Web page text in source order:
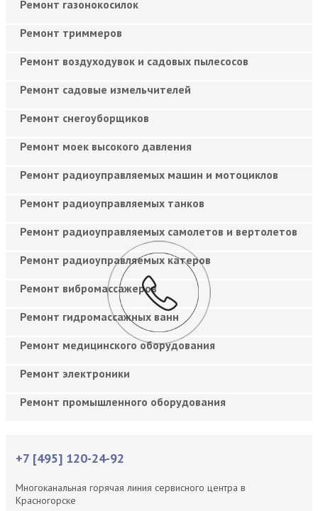
Ремонт газонокосилок
Ремонт триммеров
Ремонт воздуходувок и садовых пылесосов
Ремонт садовые измельчителей
Ремонт снегоуборщиков
Ремонт моек высокого давления
Ремонт радиоуправляемых машин и мотоциклов
Ремонт радиоуправляемых танков
Ремонт радиоуправляемых самолетов и вертолетов
Ремонт радиоуправляемых катеров
Ремонт вибромассажеров
Ремонт гидромассажных ванн
Ремонт медицинского оборудования
Ремонт электроники
Ремонт промышленного оборудования
+7 [495] 120-24-92
Многоканальная горячая линия сервисного центра в
Красногорске